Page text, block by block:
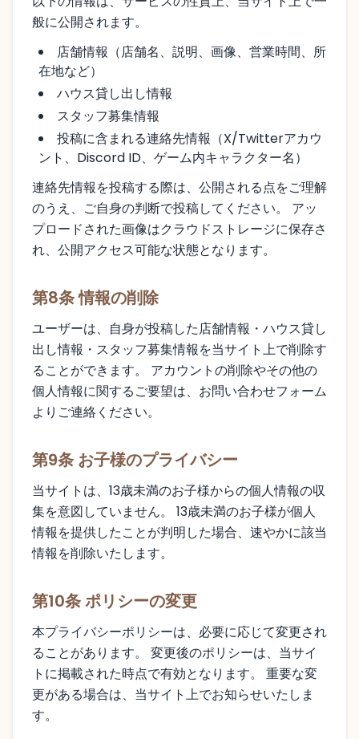
般に公開されます。
店舗情報（店舗名、説明、画像、営業時間、所
在地など）
ハウス貸し出し情報
スタッフ募集情報
投稿に含まれる連絡先情報（X/Twitterアカウ
ント、Discord ID、ゲーム内キャラクター名）
連絡先情報を投稿する際は、公開される点をご理解
のうえ、ご自身の判断で投稿してください。 アッ
プロードされた画像はクラウドストレージに保存さ
れ、公開アクセス可能な状態となります。
第8条 情報の削除
ユーザーは、自身が投稿した店舗情報・ハウス貸し
出し情報・スタッフ募集情報を当サイト上で削除す
ることができます。 アカウントの削除やその他の
個人情報に関するご要望は、お問い合わせフォーム
よりご連絡ください。
第9条 お子様のプライバシー
当サイトは、13歳未満のお子様からの個人情報の収
集を意図していません。 13歳未満のお子様が個人
情報を提供したことが判明した場合、速やかに該当
情報を削除いたします。
第10条 ポリシーの変更
本プライバシーポリシーは、必要に応じて変更され
ることがあります。 変更後のポリシーは、当サイ
トに掲載された時点で有効となります。 重要な変
更がある場合は、当サイト上でお知らせいたしま
す。